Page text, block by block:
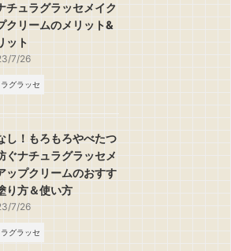
決＆肌荒れしないオンリーミ
チュラグラッセメイク
クリームのメリット&
ット
7/26
グラッセ
し！もろもろやべたつ
ぐナチュラグラッセメ
ップクリームのおすす
り方＆使い方
7/26
グラッセ